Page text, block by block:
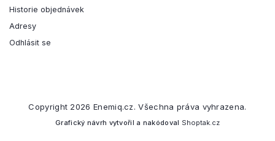
Historie objednávek
Adresy
Odhlásit se
Copyright 2026 Enemiq.cz. Všechna práva vyhrazena.
Grafický návrh vytvořil a nakódoval Shoptak.cz